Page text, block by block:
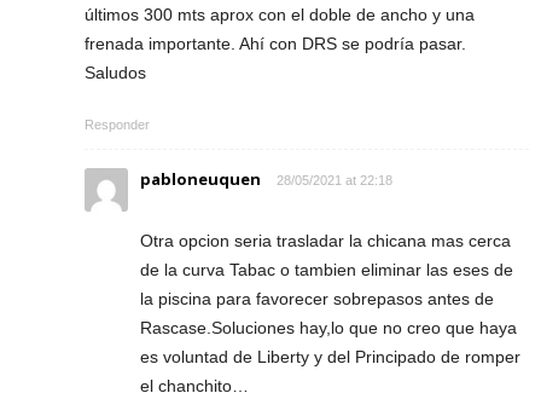
últimos 300 mts aprox con el doble de ancho y una
frenada importante. Ahí con DRS se podría pasar.
Saludos
Responder
pabloneuquen 28/05/2021 at 22:18
Otra opcion seria trasladar la chicana mas cerca
de la curva Tabac o tambien eliminar las eses de
la piscina para favorecer sobrepasos antes de
Rascase.Soluciones hay,lo que no creo que haya
es voluntad de Liberty y del Principado de romper
el chanchito…